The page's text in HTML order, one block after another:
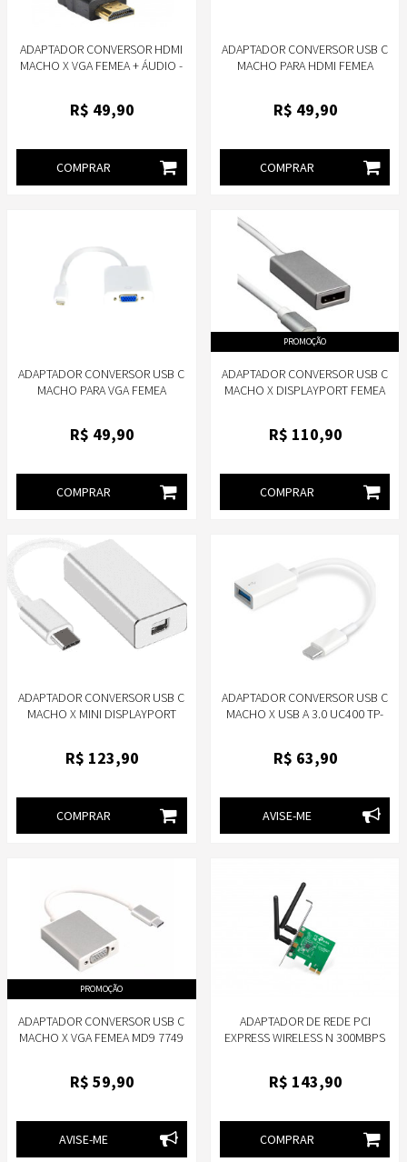
ADAPTADOR CONVERSOR HDMI
MACHO X VGA FEMEA + ÁUDIO -
R$ 49,90
COMPRAR
ADAPTADOR CONVERSOR USB C
MACHO PARA HDMI FEMEA
R$ 49,90
COMPRAR
ADAPTADOR CONVERSOR USB C
MACHO PARA VGA FEMEA
R$ 49,90
COMPRAR
PROMOÇÃO
ADAPTADOR CONVERSOR USB C
MACHO X DISPLAYPORT FEMEA
R$ 110,90
COMPRAR
ADAPTADOR CONVERSOR USB C
MACHO X MINI DISPLAYPORT
R$ 123,90
COMPRAR
ADAPTADOR CONVERSOR USB C
MACHO X USB A 3.0 UC400 TP-
R$ 63,90
AVISE-ME
PROMOÇÃO
ADAPTADOR CONVERSOR USB C
MACHO X VGA FEMEA MD9 7749
R$ 59,90
AVISE-ME
ADAPTADOR DE REDE PCI
EXPRESS WIRELESS N 300MBPS
R$ 143,90
COMPRAR